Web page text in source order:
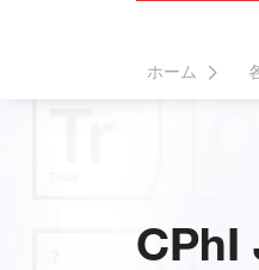
ホーム
CPhI